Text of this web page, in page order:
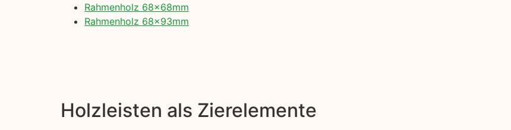
Rahmenholz 68x68mm
Rahmenholz 68x93mm
Holzleisten als Zierelemente